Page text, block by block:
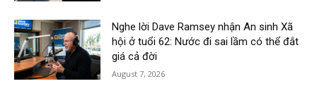
Nghe lời Dave Ramsey nhận An sinh Xã
hội ở tuổi 62: Nước đi sai lầm có thể đắt
giá cả đời
August 7, 2026